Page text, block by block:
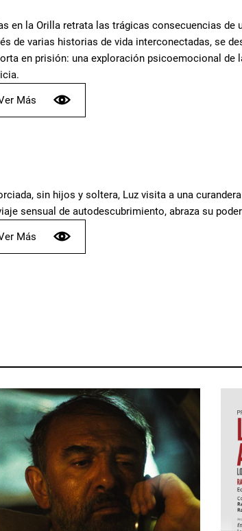
en la Orilla retrata las trágicas consecuencias
de varias historias de vida interconectadas, se
en prisión: una exploración psicoemocional de
Más
sin hijos y soltera, Luz visita a una
sensual de autodescubrimiento, abraza su
Más